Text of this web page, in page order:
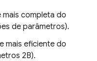
mais completa do
de parâmetros).
mais eficiente do
2B).